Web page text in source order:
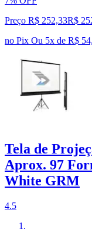
Preço R$ 252,33R$
no Pix Ou 5x de R$
Tela de
Aprox. 97
White GRM
4.5